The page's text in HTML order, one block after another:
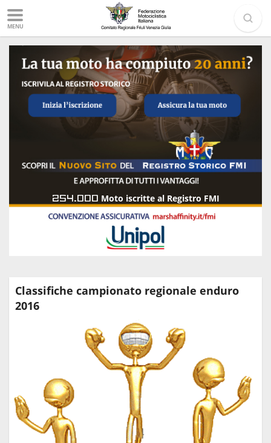
MENU
254.000 Moto iscritte al Registro FMI
Classifiche campionato regionale enduro
2016